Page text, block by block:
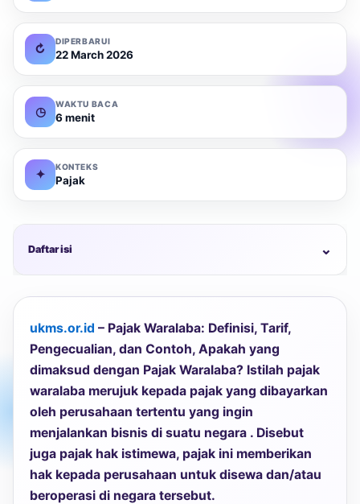
↻
DIPERBARUI
22 March 2026
◷
WAKTU BACA
6 menit
✦
KONTEKS
Pajak
Daftar isi ⌄
ukms.or.id – Pajak Waralaba: Definisi, Tarif,
Pengecualian, dan Contoh, Apakah yang
dimaksud dengan Pajak Waralaba? Istilah pajak
waralaba merujuk kepada pajak yang dibayarkan
oleh perusahaan tertentu yang ingin
menjalankan bisnis di suatu negara . Disebut
juga pajak hak istimewa, pajak ini memberikan
hak kepada perusahaan untuk disewa dan/atau
beroperasi di negara tersebut.